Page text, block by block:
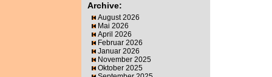
Archive:
August 2026
Mai 2026
April 2026
Februar 2026
Januar 2026
November 2025
Oktober 2025